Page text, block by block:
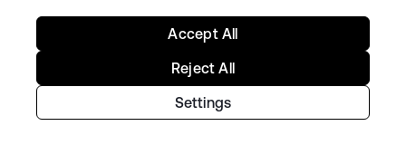
Copyright © 2026 Okta. Alle Rechte vorbehalten.
Settings
Reject All
Accept All